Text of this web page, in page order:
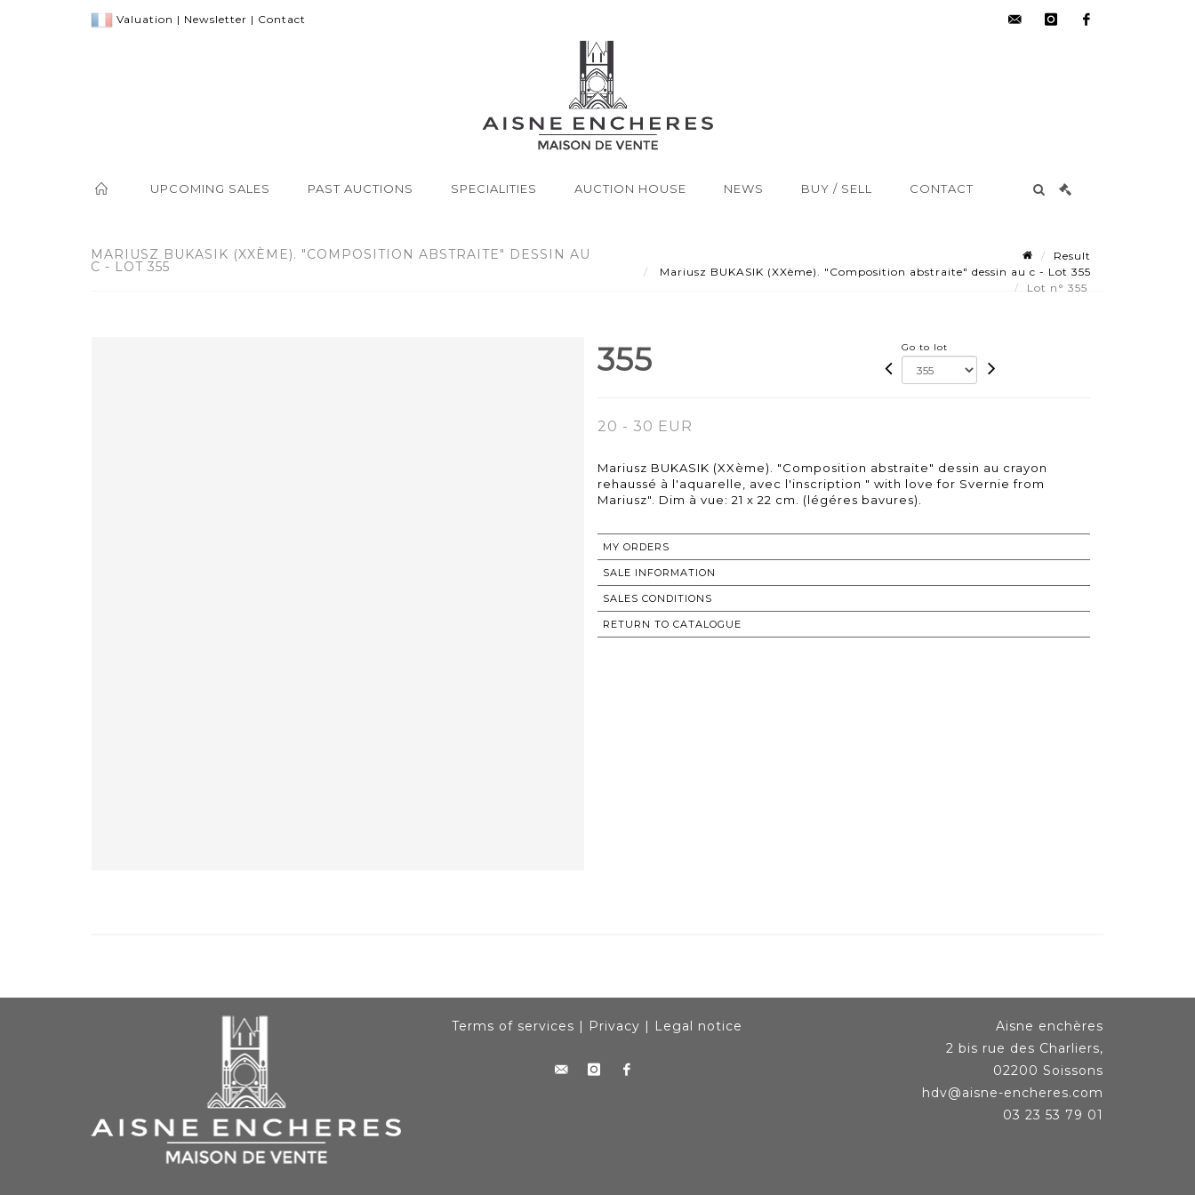
Valuation | Newsletter | Contact
UPCOMING SALES PAST AUCTIONS SPECIALITIES AUCTION HOUSE NEWS BUY / SELL CONTACT
MARIUSZ BUKASIK (XXÈME). "COMPOSITION ABSTRAITE" DESSIN AU
C - LOT 355
Result
Mariusz BUKASIK (XXème). "Composition abstraite" dessin au c - Lot 355
Lot n° 355
355 Go to lot
20 - 30 EUR
Mariusz BUKASIK (XXème). "Composition abstraite" dessin au crayon
rehaussé à l'aquarelle, avec l'inscription " with love for Svernie from
Mariusz". Dim à vue: 21 x 22 cm. (légéres bavures).
MY ORDERS
SALE INFORMATION
SALES CONDITIONS
RETURN TO CATALOGUE
Terms of services | Privacy | Legal notice
Aisne enchères
2 bis rue des Charliers,
02200 Soissons
hdv@aisne-encheres.com
03 23 53 79 01